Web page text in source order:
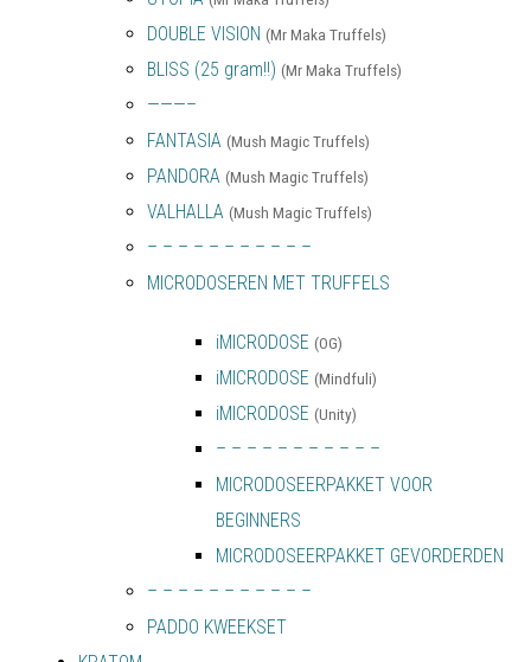
DOUBLE VISION (Mr Maka Truffels)
BLISS (25 gram!!) (Mr Maka Truffels)
———–
FANTASIA (Mush Magic Truffels)
PANDORA (Mush Magic Truffels)
VALHALLA (Mush Magic Truffels)
– – – – – – – – – – –
MICRODOSEREN MET TRUFFELS
iMICRODOSE (OG)
iMICRODOSE (Mindfuli)
iMICRODOSE (Unity)
– – – – – – – – – – –
MICRODOSEERPAKKET VOOR
BEGINNERS
MICRODOSEERPAKKET GEVORDERDEN
– – – – – – – – – – –
PADDO KWEEKSET